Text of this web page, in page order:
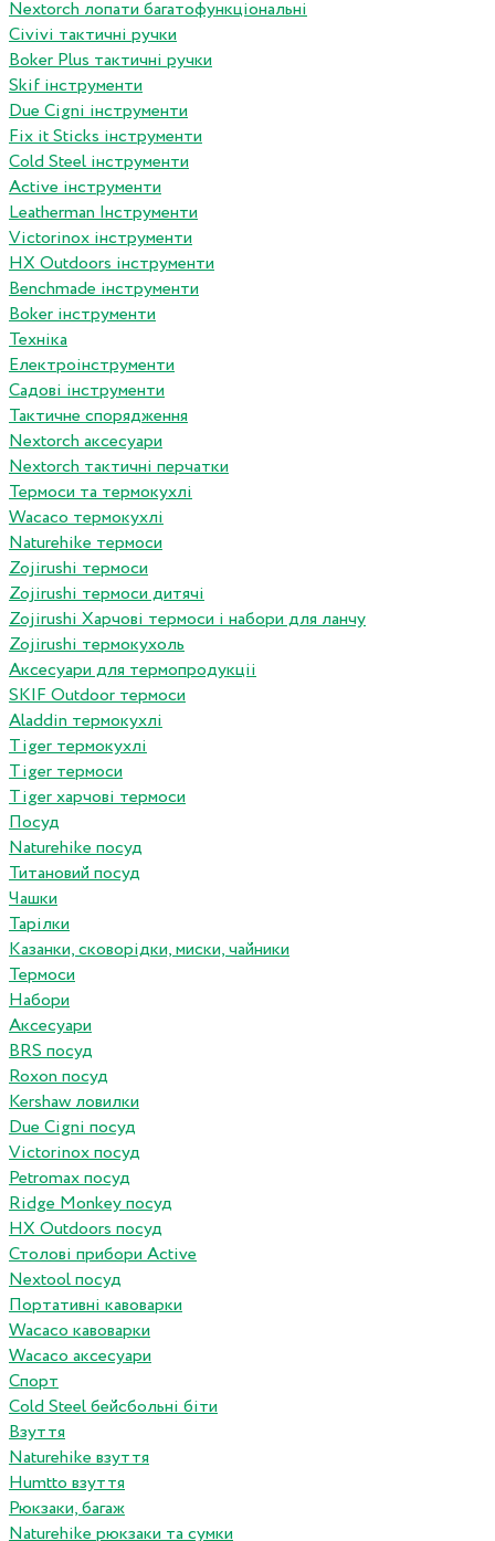
Nextorch лопати багатофункціональні
Сivivi тактичні ручки
Boker Plus тактичні ручки
Skif інструменти
Due Cigni інструменти
Fix it Sticks інструменти
Сold Steel інструменти
Active інструменти
Leatherman Інструменти
Victorinox інструменти
HX Outdoors інструменти
Benchmade інструменти
Boker інструменти
Техніка
Електроінструменти
Садові інструменти
Тактичне спорядження
Nextorch аксесуари
Nextorch тактичні перчатки
Термоси та термокухлі
Wacaco термокухлі
Naturehike термоси
Zojirushi термоси
Zojirushi термоси дитячі
Zojirushi Харчові термоси і набори для ланчу
Zojirushi термокухоль
Аксесуари для термопродукціі
SKIF Outdoor термоси
Aladdin термокухлі
Tiger термокухлі
Tiger термоси
Tiger харчові термоси
Посуд
Naturehike посуд
Титановий посуд
Чашки
Тарілки
Казанки, сковорідки, миски, чайники
Термоси
Набори
Аксесуари
BRS посуд
Roxon посуд
Kershaw ловилки
Due Cigni посуд
Victorinox посуд
Petromax посуд
Ridge Monkey посуд
HX Outdoors посуд
Столові прибори Active
Nextool посуд
Портативні кавоварки
Wacaco кавоварки
Wacaco аксесуари
Спорт
Cold Steel бейсбольні біти
Взуття
Naturehike взуття
Humtto взуття
Рюкзаки, багаж
Naturehike рюкзаки та сумки